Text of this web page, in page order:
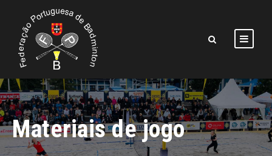
Materiais de jogo